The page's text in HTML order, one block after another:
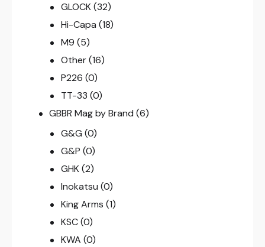
GLOCK (32)
Hi-Capa (18)
M9 (5)
Other (16)
P226 (0)
TT-33 (0)
GBBR Mag by Brand (6)
G&G (0)
G&P (0)
GHK (2)
Inokatsu (0)
King Arms (1)
KSC (0)
KWA (0)